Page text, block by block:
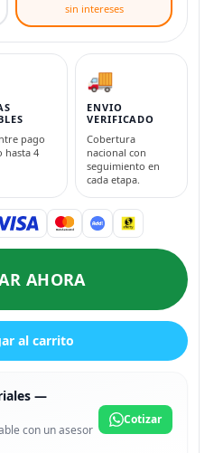
sin intereses
pago
hasta 4
🚚
ENVIO
VERIFICADO
Cobertura
nacional con
seguimiento en
cada etapa.
AHORA
al carrito
—
con un asesor
Cotizar